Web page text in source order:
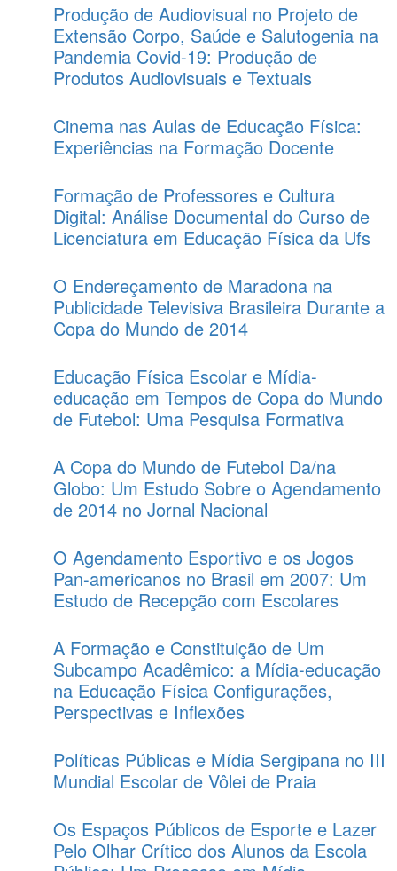
Produção de Audiovisual no Projeto de
Extensão Corpo, Saúde e Salutogenia na
Pandemia Covid-19: Produção de
Produtos Audiovisuais e Textuais
Cinema nas Aulas de Educação Física:
Experiências na Formação Docente
Formação de Professores e Cultura
Digital: Análise Documental do Curso de
Licenciatura em Educação Física da Ufs
O Endereçamento de Maradona na
Publicidade Televisiva Brasileira Durante a
Copa do Mundo de 2014
Educação Física Escolar e Mídia-
educação em Tempos de Copa do Mundo
de Futebol: Uma Pesquisa Formativa
A Copa do Mundo de Futebol Da/na
Globo: Um Estudo Sobre o Agendamento
de 2014 no Jornal Nacional
O Agendamento Esportivo e os Jogos
Pan-americanos no Brasil em 2007: Um
Estudo de Recepção com Escolares
A Formação e Constituição de Um
Subcampo Acadêmico: a Mídia-educação
na Educação Física Configurações,
Perspectivas e Inflexões
Políticas Públicas e Mídia Sergipana no III
Mundial Escolar de Vôlei de Praia
Os Espaços Públicos de Esporte e Lazer
Pelo Olhar Crítico dos Alunos da Escola